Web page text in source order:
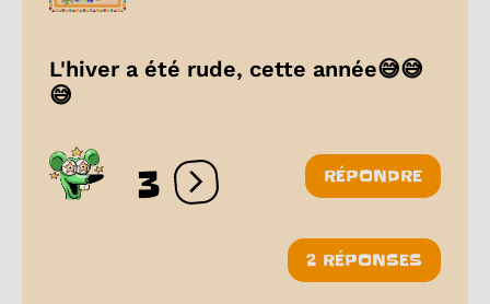
L'hiver a été rude, cette année😅😅
😅
3 Ouvrir les réactions
RÉPONDRE
2 RÉPONSES